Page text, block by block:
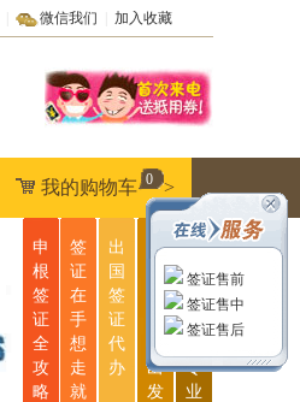
微信我们 加入收藏
我的购物车 >
0
申
根
签
证
全
攻
略
签
证
在
手
想
走
就
出
国
签
证
代
办
无
说
出
发
一
站
式
服
专
业
签证售前
签证售中
签证售后